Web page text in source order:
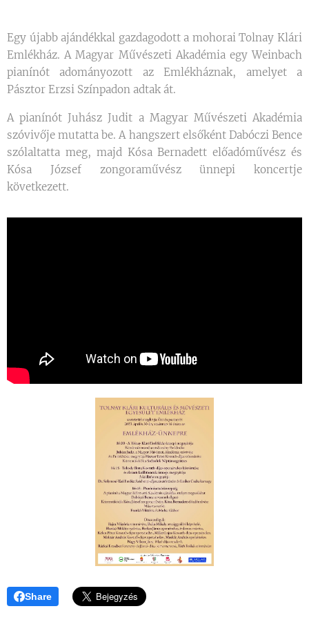
Egy újabb ajándékkal gazdagodott a mohorai Tolnay Klári
Emlékház. A Magyar Művészeti Akadémia egy Weinbach
pianínót adományozott az Emlékháznak, amelyet a
Pásztor Erzsi Színpadon adtak át.
A pianínót Juhász Judit a Magyar Művészeti Akadémia
szóvivője mutatta be. A hangszert elsőként Dabóczi Bence
szólaltatta meg, majd Kósa Bernadett előadóművész és
Kósa József zongoraművész ünnepi koncertje
következett.
Share